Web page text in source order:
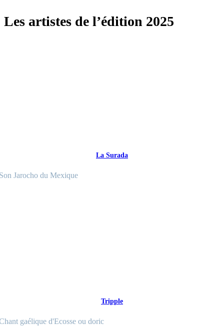
Les artistes de l’édition 2025
La Surada
Jarocho du Mexique
Tripple
gaélique d'Ecosse ou doric